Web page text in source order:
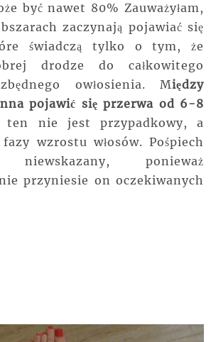
być nawet 80% Zauważyłam,
zaczynają pojawiać się
świadczą tylko o tym, że
drodze do całkowitego
owłosienia. Między
pojawić się przerwa od 6-8
ten nie jest przypadkowy, a
wzrostu włosów. Pośpiech
ponieważ
przyniesie on oczekiwanych